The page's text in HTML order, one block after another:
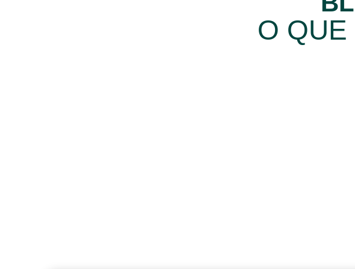
O QUE